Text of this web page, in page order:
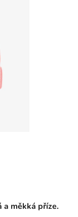
a měkká příze.